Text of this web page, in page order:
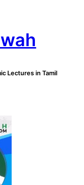
Lectures in Tamil